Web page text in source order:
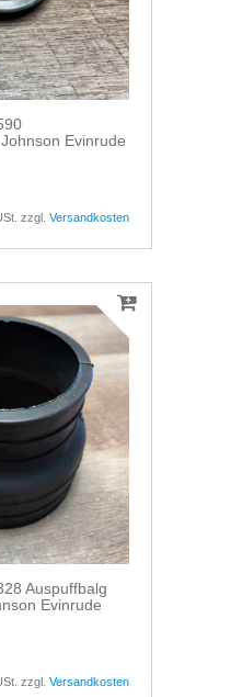
Evinrude
zzgl. Versandkosten
Auspuffbalg
Evinrude
zzgl. Versandkosten